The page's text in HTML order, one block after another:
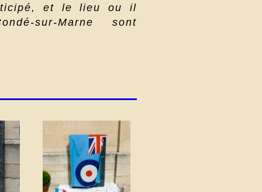
et le lieu ou il
sur-Marne sont